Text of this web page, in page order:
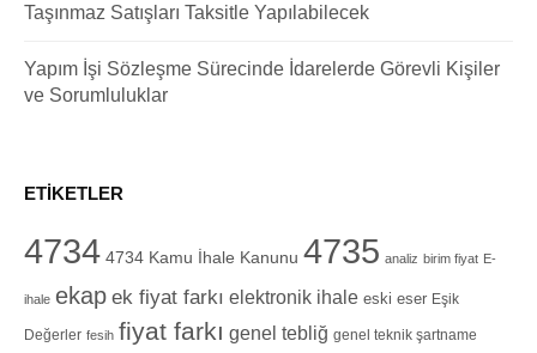
Taşınmaz Satışları Taksitle Yapılabilecek
Yapım İşi Sözleşme Sürecinde İdarelerde Görevli Kişiler
ve Sorumluluklar
ETIKETLER
4734 4734 Kamu İhale Kanunu 4735 analiz birim fiyat E-
ihale ekap ek fiyat farkı elektronik ihale eski eser Eşik
Değerler fesih fiyat farkı genel tebliğ genel teknik şartname